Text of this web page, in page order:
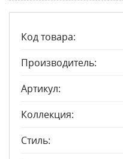
Код товара:
Производитель:
Артикул:
Коллекция:
Стиль: